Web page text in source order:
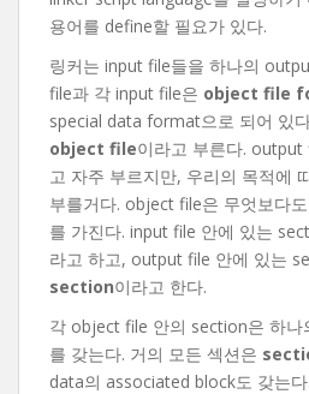
용어를 define할 필요가 있다.
링커는 input file들을 하나의
file과 각 input file은 object file
special data format으로 되어 있
object file이라고 부른다. output
고 자주 부르지만, 우리의 목적에
부를거다. object file은 무엇보다도
를 가진다. input file 안에 있는
라고 하고, output file 안에 있는
section이라고 한다.
각 object file 안의 section은 하나
를 갖는다. 거의 모든 섹션은
data의 associated block도 갖는다.